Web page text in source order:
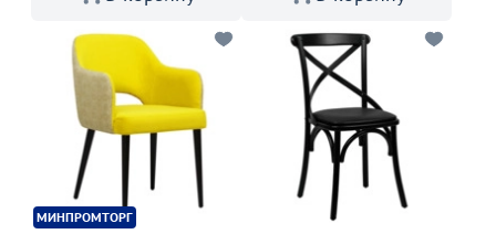
МИНПРОМТОРГ